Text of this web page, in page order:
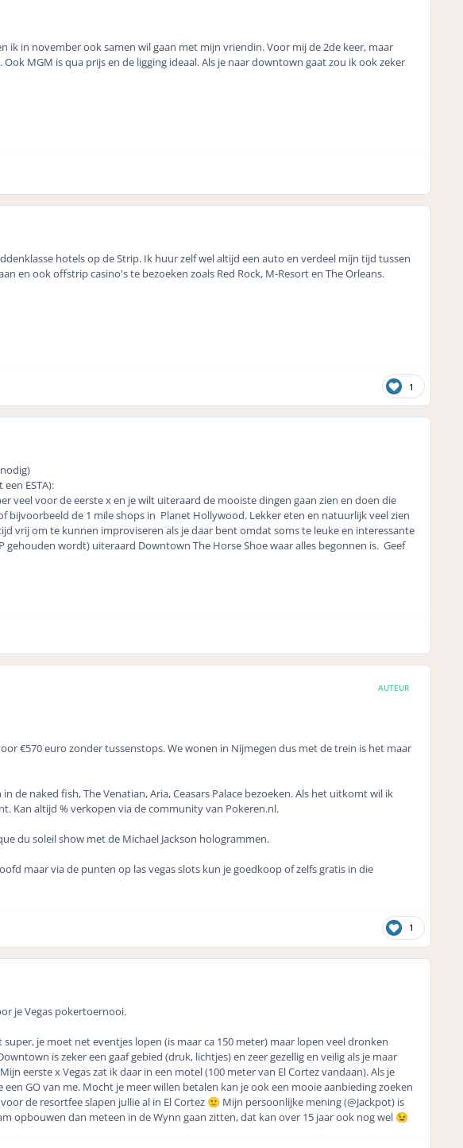
ik in november ook samen wil gaan met mijn vriendin. Voor mij de 2de keer, maar
MGM is qua prijs en de ligging ideaal. Als je naar downtown gaat zou ik ook zeker
hotels op de Strip. Ik huur zelf wel altijd een auto en verdeel mijn tijd tussen
en ook offstrip casino's te bezoeken zoals Red Rock, M-Resort en The Orleans.
1
ESTA):
veel voor de eerste x en je wilt uiteraard de mooiste dingen gaan zien en doen die
de 1 mile shops in Planet Hollywood. Lekker eten en natuurlijk veel zien
vrij om te kunnen improviseren als je daar bent omdat soms te leuke en interessante
wordt) uiteraard Downtown The Horse Shoe waar alles begonnen is. Geef
AUTEUR
€570 euro zonder tussenstops. We wonen in Nijmegen dus met de trein is het maar
naked fish, The Venatian, Aria, Ceasars Palace bezoeken. Als het uitkomt wil ik
Kan altijd % verkopen via de community van Pokeren.nl.
du soleil show met de Michael Jackson hologrammen.
maar via de punten op las vegas slots kun je goedkoop of zelfs gratis in die
1
je Vegas pokertoernooi.
je moet net eventjes lopen (is maar ca 150 meter) maar lopen veel dronken
is zeker een gaaf gebied (druk, lichtjes) en zeer gezellig en veilig als je maar
eerste x Vegas zat ik daar in een motel (100 meter van El Cortez vandaan). Als je
GO van me. Mocht je meer willen betalen kan je ook een mooie aanbieding zoeken
de resortfee slapen jullie al in El Cortez 🙂Mijn persoonlijke mening (@Jackpot) is
opbouwen dan meteen in de Wynn gaan zitten, dat kan over 15 jaar ook nog wel 😉